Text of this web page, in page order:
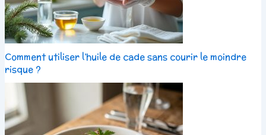
Comment utiliser l’huile de cade sans courir le moindre
risque ?